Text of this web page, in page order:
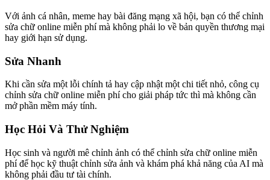
Với ảnh cá nhân, meme hay bài đăng mạng xã hội, bạn có thể chỉnh
sửa chữ online miễn phí mà không phải lo về bản quyền thương mại
hay giới hạn sử dụng.
Sửa Nhanh
Khi cần sửa một lỗi chính tả hay cập nhật một chi tiết nhỏ, công cụ
chỉnh sửa chữ online miễn phí cho giải pháp tức thì mà không cần
mở phần mềm máy tính.
Học Hỏi Và Thử Nghiệm
Học sinh và người mê chỉnh ảnh có thể chỉnh sửa chữ online miễn
phí để học kỹ thuật chỉnh sửa ảnh và khám phá khả năng của AI mà
không phải đầu tư tài chính.